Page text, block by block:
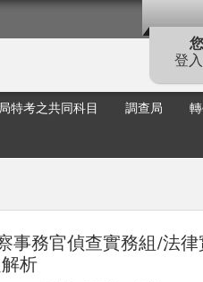
登
特考之共同科目 調查局
事務官偵查實務組/法律
析